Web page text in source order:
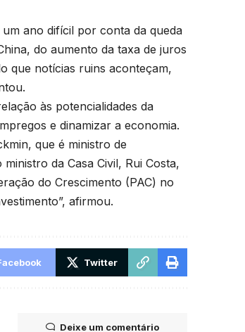
ano difícil por conta da queda
do aumento da taxa de juros
que notícias ruins aconteçam,
às potencialidades da
e dinamizar a economia.
que é ministro de
da Casa Civil, Rui Costa,
do Crescimento (PAC) no
afirmou.
Twitter
Deixe um comentário